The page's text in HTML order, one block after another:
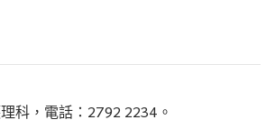
科，電話：2792 2234。